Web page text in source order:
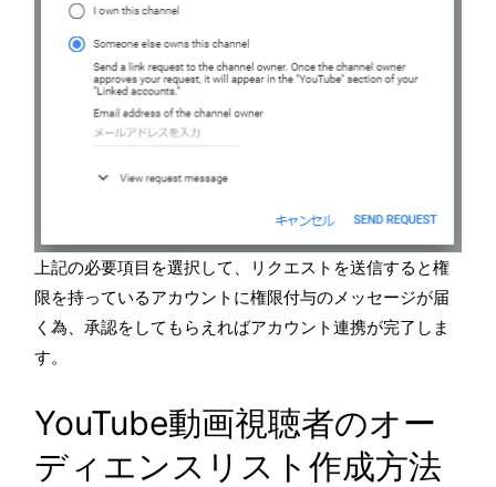
上記の必要項目を選択して、リクエストを送信すると権
限を持っているアカウントに権限付与のメッセージが届
く為、承認をしてもらえればアカウント連携が完了しま
す。
YouTube動画視聴者のオー
ディエンスリスト作成方法